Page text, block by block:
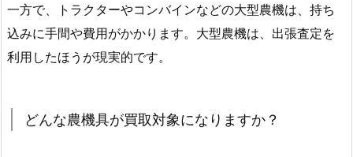
一方で、トラクターやコンバインなどの大型農機は、持ち
込みに手間や費用がかかります。大型農機は、出張査定を
利用したほうが現実的です。
どんな農機具が買取対象になりますか？